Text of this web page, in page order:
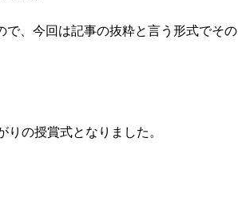
、今回は記事の抜粋と言う形式でその
の授賞式となりました。